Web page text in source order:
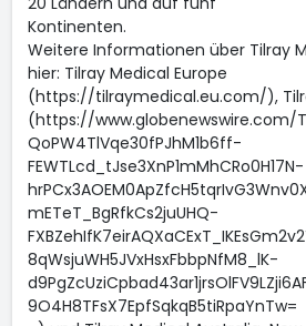
Kontinenten.
Weitere Informationen über Tilray
hier: Tilray Medical Europe
(https://tilraymedical.eu.com/),
(https://www.globenewswire.com/
QoPW4TlVqe30fPJhM1b6ff-
FEWTLcd_tJse3XnP1mMhCRo0H17N-
mETeT_BgRfkCs2juUHQ-
8qWsjuWH5JVxHsxFbbpNfM8_lK-
9O4H8TFsX7EpfSqkqB5tiRpaYnTw=